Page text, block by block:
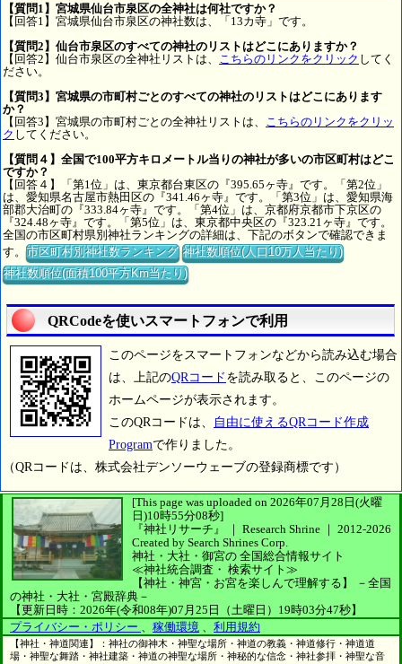
【質問1】宮城県仙台市泉区の全神社は何社ですか？
【回答1】宮城県仙台市泉区の神社数は、「13カ寺」です。
【質問2】仙台市泉区のすべての神社のリストはどこにありますか？
【回答2】仙台市泉区の全神社リストは、
こちらのリンクをクリック してく
ださい。
【質問3】宮城県の市町村ごとのすべての神社のリストはどこにあります
か？
【回答3】宮城県の市町村ごとの全神社リストは、
こちらのリンクをクリッ
ク してください。
【質問４】全国で100平方キロメートル当りの神社が多いの市区町村はどこ
ですか？
【回答４】「第1位」は、東京都台東区の『395.65ヶ寺』です。「第2位」
は、愛知県名古屋市熱田区の『341.46ヶ寺』です。「第3位」は、愛知県海
部郡大治町の『333.84ヶ寺』です。「第4位」は、京都府京都市下京区の
『324.48ヶ寺』です。「第5位」は、東京都中央区の『323.21ヶ寺』です。
全国の市区町村県別神社ランキングの詳細は、下記のボタンで確認できま
す。市区町村別神社数ランキング 神社数順位(人口10万人当たり)
神社数順位(面積100平方Km当たり)
QRCodeを使いスマートフォンで利用
このページをスマートフォンなどから読み込む場合
は、上記のQRコード を読み取ると、このページの
ホームページが表示されます。
このQRコードは、
自由に使えるQRコード作成
Programで作りました。
（QRコードは、株式会社デンソーウェーブの登録商標です）
[This page was uploaded on 2026年07月28日(火曜
日)10時55分08秒]
『神社リサーチ』 ｜ Research Shrine ｜ 2012-2026
Created by Search Shrines Corp.
神社・大社・御宮の 全国総合情報サイト
≪神社統合調査・ 検索サイト≫
【神社・神宮・お宮を楽しんで理解する】
－全国
の神社・大社・宮殿辞典－
【更新日時：2026年(令和08年)07月25日（土曜日）19時03分47秒】
プライバシー・ポリシー
稼働環境 利用規約
【神社・神道関連】：神社の御神木・神聖な場所・神道の教義・神道修行・神道道
場・神聖な舞踏・神社建築・神道の神聖な場所・神秘的な信念・神社参拝・神聖な音